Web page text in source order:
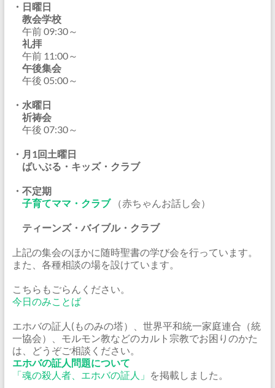
・日曜日
教会学校
午前 09:30～
礼拝
午前 11:00～
午後集会
午後 05:00～
・水曜日
祈祷会
午後 07:30～
・月1回土曜日
ばいぶる・キッズ・クラブ
・不定期
子育てママ・クラブ（赤ちゃんお話し会）
ティーンズ・バイブル・クラブ
上記の集会のほかに随時聖書の学び会を行っています。
また、各種相談の場を設けています。
こちらもごらんください。
今日のみことば
エホバの証人(ものみの塔）、世界平和統一家庭連合（統
一協会）、モルモン教などのカルト宗教でお困りのかた
は、どうぞご相談ください。
エホバの証人問題について
「魂の殺人者、エホバの証人」 を掲載しました。